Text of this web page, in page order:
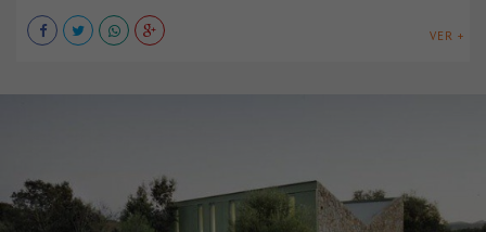
VER +